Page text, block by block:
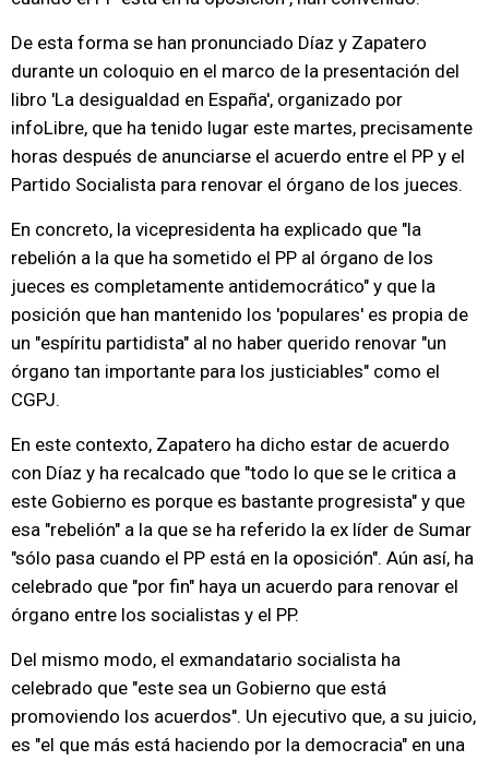
De esta forma se han pronunciado Díaz y Zapatero
durante un coloquio en el marco de la presentación del
libro 'La desigualdad en España', organizado por
infoLibre, que ha tenido lugar este martes, precisamente
horas después de anunciarse el acuerdo entre el PP y el
Partido Socialista para renovar el órgano de los jueces.
En concreto, la vicepresidenta ha explicado que "la
rebelión a la que ha sometido el PP al órgano de los
jueces es completamente antidemocrático" y que la
posición que han mantenido los 'populares' es propia de
un "espíritu partidista" al no haber querido renovar "un
órgano tan importante para los justiciables" como el
CGPJ.
En este contexto, Zapatero ha dicho estar de acuerdo
con Díaz y ha recalcado que "todo lo que se le critica a
este Gobierno es porque es bastante progresista" y que
esa "rebelión" a la que se ha referido la ex líder de Sumar
"sólo pasa cuando el PP está en la oposición". Aún así, ha
celebrado que "por fin" haya un acuerdo para renovar el
órgano entre los socialistas y el PP.
Del mismo modo, el exmandatario socialista ha
celebrado que "este sea un Gobierno que está
promoviendo los acuerdos". Un ejecutivo que, a su juicio,
es "el que más está haciendo por la democracia" en una